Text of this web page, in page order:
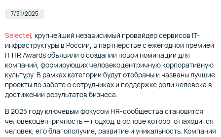
7/31/2025
Selectel, крупнейший независимый провайдер сервисов IT-
инфраструктуры в России, в партнерстве с ежегодной премией
IT HR Awards объявили о создании новой номинации для
компаний, формирующих человекоцентричную корпоративную
культуру. В рамках категории будут отобраны и названы лучшие
проекты по заботе о сотрудниках и поддержке роли человека в
достижении результатов бизнеса.
В 2025 году ключевым фокусом HR-сообщества становится
человекоцентричность — подход, в основе которого находится
человек, его благополучие, развитие и уникальность. Компания